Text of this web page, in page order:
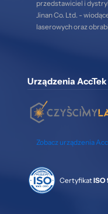
przedstawiciel i
Jinan Co. Ltd. -
laserowych oraz
Urządzenia
Zobacz urządzenia
CertyfikatISO